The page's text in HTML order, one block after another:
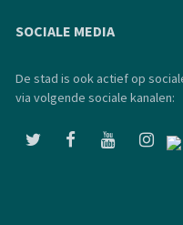
SOCIALE MEDIA
De stad is ook actief op
via volgende sociale kanalen: